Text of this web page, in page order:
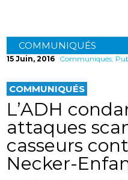
COMMUNIQUÉS
15 Juin, 2016 Communiqués,
COMMUNIQUÉS
L’ADH
attaques
casseurs
Necker-